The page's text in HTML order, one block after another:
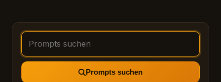
Prompts suchen
Prompts suchen